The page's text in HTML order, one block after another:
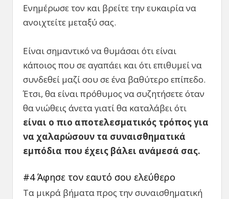
Ενημέρωσε τον και βρείτε την ευκαιρία να
ανοιχτείτε μεταξύ σας.
Είναι σημαντικό να θυμάσαι ότι είναι
κάποιος που σε αγαπάει και ότι επιθυμεί να
συνδεθεί μαζί σου σε ένα βαθύτερο επίπεδο.
Έτσι, θα είναι πρόθυμος να συζητήσετε όταν
θα νιώθεις άνετα γιατί θα καταλάβει ότι
είναι ο πιο αποτελεσματικός τρόπος για
να χαλαρώσουν τα συναισθηματικά
εμπόδια που έχεις βάλει ανάμεσά σας.
#4 Άφησε τον εαυτό σου ελεύθερο
Τα μικρά βήματα προς την συναισθηματική